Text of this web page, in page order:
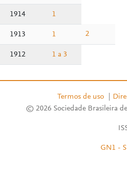
1914 1
1913 1 2
1912 1 a 3
Termos de uso
© 2026 Sociedade Brasileira
GN1 -